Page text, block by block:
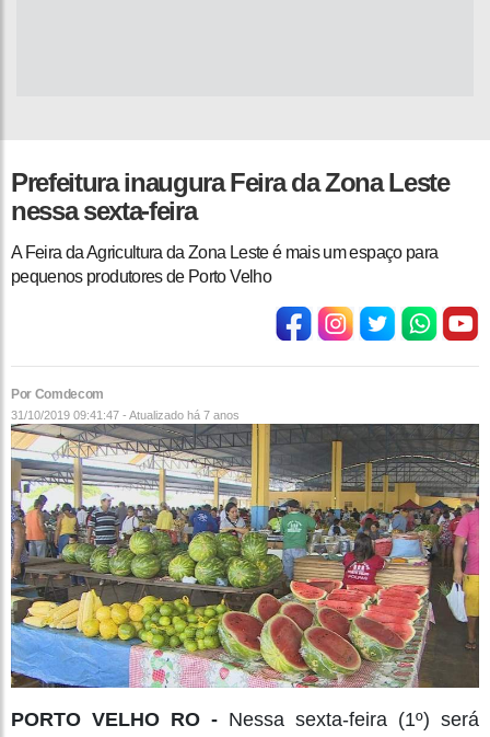
Prefeitura inaugura Feira da Zona Leste
nessa sexta-feira
A Feira da Agricultura da Zona Leste é mais um espaço para
pequenos produtores de Porto Velho
Por Comdecom
31/10/2019 09:41:47 - Atualizado há 7 anos
PORTO VELHO RO - Nessa sexta-feira (1º) será